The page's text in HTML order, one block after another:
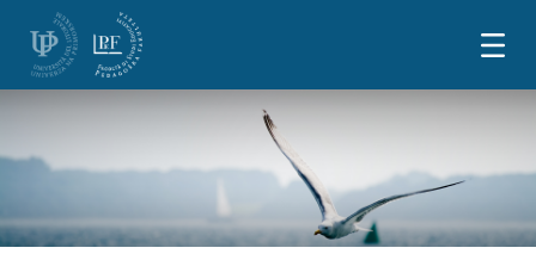
Skoči na vsebino